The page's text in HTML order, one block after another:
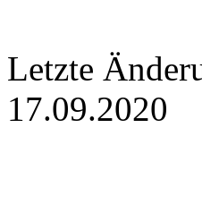
Letzte
17.09.2020